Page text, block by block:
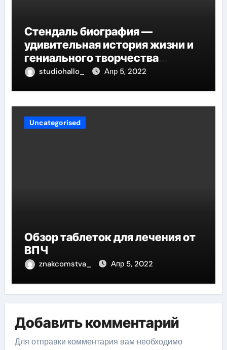
Стендаль биография —
удивительная история жизни и
гениального творчества
великого писателя
studiohallo_ Апр 5, 2022
Uncategorised
Обзор таблеток для лечения от
ВПЧ
znakcomstva_ Апр 5, 2022
Добавить комментарий
Для отправки комментария вам необходимо